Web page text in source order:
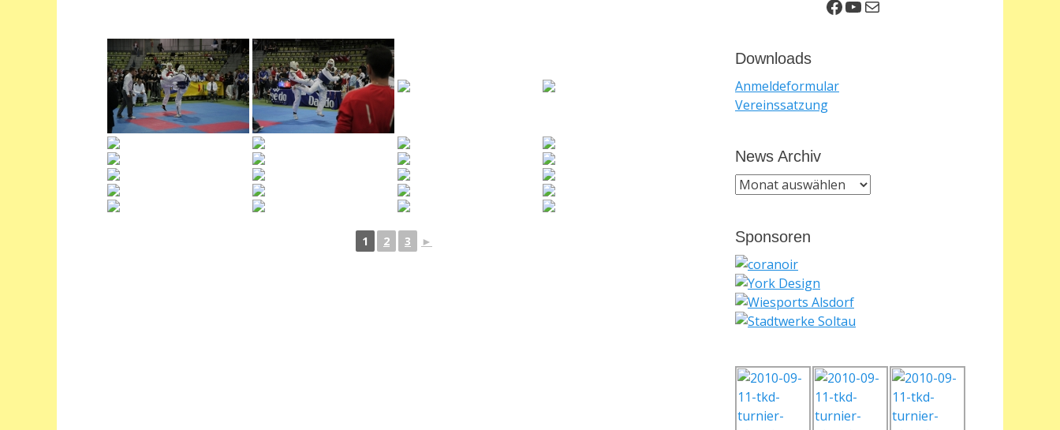
1 2 3 ►
Facebook
YouTube
E-Mail
Downloads
Anmeldeformular
Vereinssatzung
News Archiv
News
Sponsoren